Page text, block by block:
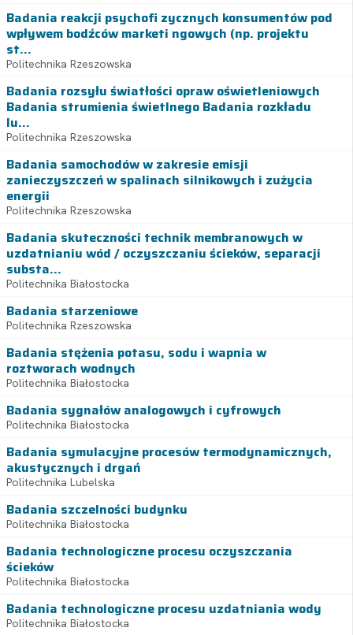
Badania reakcji psychofi zycznych konsumentów pod
wpływem bodźców marketi ngowych (np. projektu
st...
Politechnika Rzeszowska
Badania rozsyłu światłości opraw oświetleniowych
Badania strumienia świetlnego Badania rozkładu
lu...
Politechnika Rzeszowska
Badania samochodów w zakresie emisji
zanieczyszczeń w spalinach silnikowych i zużycia
energii
Politechnika Rzeszowska
Badania skuteczności technik membranowych w
uzdatnianiu wód / oczyszczaniu ścieków, separacji
substa...
Politechnika Białostocka
Badania starzeniowe
Politechnika Rzeszowska
Badania stężenia potasu, sodu i wapnia w
roztworach wodnych
Politechnika Białostocka
Badania sygnałów analogowych i cyfrowych
Politechnika Białostocka
Badania symulacyjne procesów termodynamicznych,
akustycznych i drgań
Politechnika Lubelska
Badania szczelności budynku
Politechnika Białostocka
Badania technologiczne procesu oczyszczania
ścieków
Politechnika Białostocka
Badania technologiczne procesu uzdatniania wody
Politechnika Białostocka